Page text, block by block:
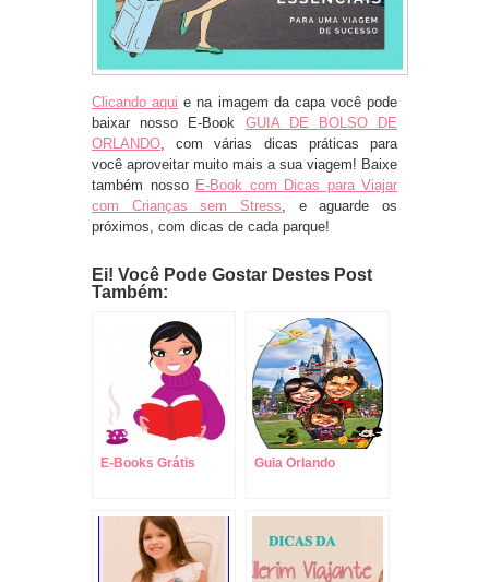
Clicando aqui e na imagem da capa você pode
baixar nosso E-Book GUIA DE BOLSO DE
ORLANDO , com várias dicas práticas para
você aproveitar muito mais a sua viagem! Baixe
também nosso E-Book com Dicas para Viajar
com Crianças sem Stress , e aguarde os
próximos, com dicas de cada parque!
Ei! Você Pode Gostar Destes Post
Também:
E-Books Grátis Guia Orlando